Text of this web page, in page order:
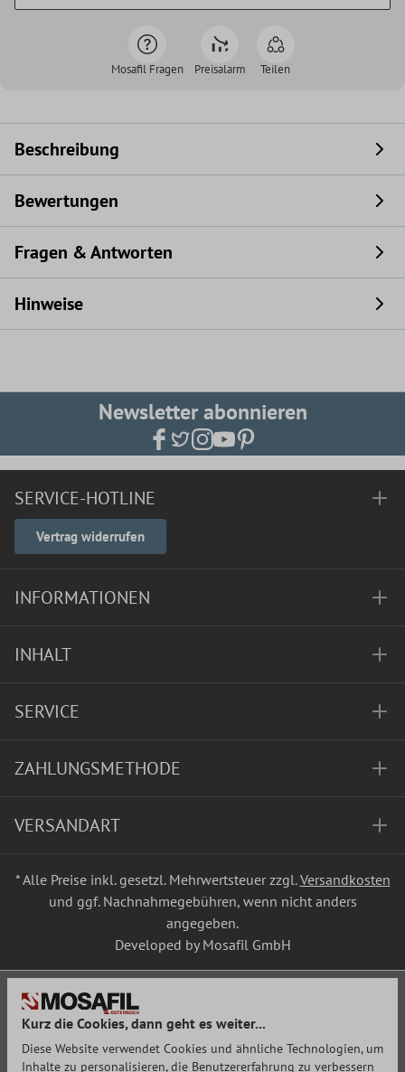
Mosafil Fragen Preisalarm Teilen
Beschreibung
Bewertungen
Fragen & Antworten
Hinweise
Newsletter abonnieren
SERVICE-HOTLINE
Vertrag widerrufen
INFORMATIONEN
INHALT
SERVICE
ZAHLUNGSMETHODE
VERSANDART
* Alle Preise inkl. gesetzl. Mehrwertsteuer zzgl.Versandkosten
und ggf. Nachnahmegebühren, wenn nicht anders
angegeben.
Developed by Mosafil GmbH
Kurz die Cookies, dann geht es weiter...
Diese Website verwendet Cookies und ähnliche Technologien, um
Inhalte zu personalisieren, die Benutzererfahrung zu verbessern